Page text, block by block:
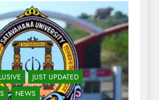
JUST UPDATED
NEWS